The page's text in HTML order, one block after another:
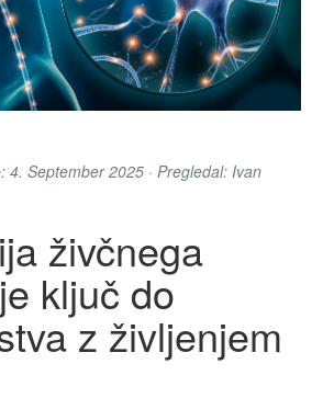
4. September 2025 · Pregledal: Ivan
živčnega
ključ do
z življenjem